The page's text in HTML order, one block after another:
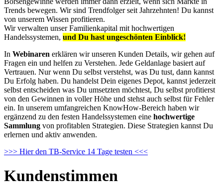
Trends bewegen. Wir sind Trendfolger seit Jahrzehnten! Du kannst
von unserem Wissen profitieren.
Wir verwalten unser Familienkapital mit hochwertigen
Handelssystemen, und Du hast ungeschönten Einblick!
In Webinaren erklären wir unseren Kunden Details, wir gehen auf
Fragen ein und helfen zu Verstehen. Jede Geldanlage basiert auf
Vertrauen. Nur wenn Du selbst verstehst, was Du tust, dann kannst
Du Erfolg haben. Du handelst Dein eigenes Depot, kannst jederzeit
selbst entscheiden was Du umsetzten möchtest, Du selbst profitierst
von den Gewinnen in voller Höhe und stehst auch selbst für Fehler
ein. In unserem umfangreichen KnowHow-Bereich haben wir
ergänzend zu den festen Handelssystemen eine hochwertige
Sammlung von profitablen Strategien. Diese Strategien kannst Du
erlernen und aktiv anwenden.
>>> Hier den TB-Service 14 Tage testen <<<
Kundenstimmen